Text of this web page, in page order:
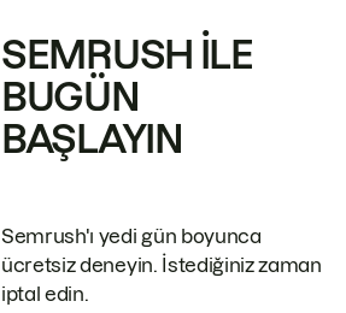
SEMRUSH ILE
BUGÜN
BAŞLAYIN
Semrush'ı yedi gün boyunca
ücretsiz deneyin. İstediğiniz zaman
iptal edin.